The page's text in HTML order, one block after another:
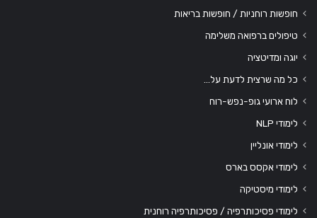
חופשות רוחניות / חופשות בריאות
טיפולים ברפואה משלימה
יוגה ומדיטציה
כל מה שרצית לדעת על…
לוח ארועי גופ-נפש-רוח
לימודי NLP
לימודי אונליין
לימודי אקסס בארס
לימודי מיסטיקה
לימודי פסיכותרפיה / פסיכותרפיה רוחנית